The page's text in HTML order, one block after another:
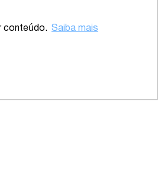
conteúdo. Saiba mais
Voltar ao topo